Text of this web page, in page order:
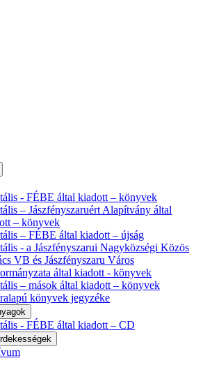
- FÉBE által kiadott – könyvek
– Jászfényszaruért Alapítvány által
– könyvek
– FÉBE által kiadott – újság
- a Jászfényszarui Nagyközségi Közös
VB és Jászfényszaru Város
által kiadott - könyvek
– mások által kiadott – könyvek
könyvek jegyzéke
- FÉBE által kiadott – CD